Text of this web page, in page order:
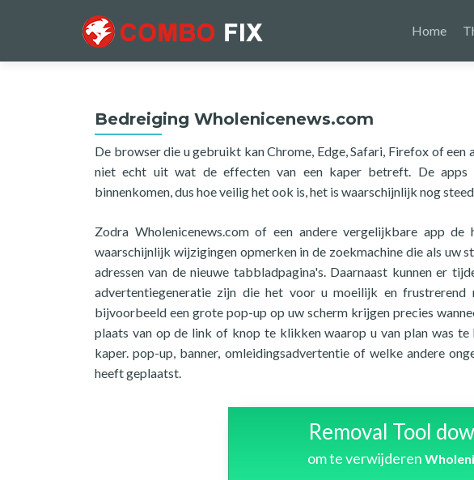
Home
Bedreiging Wholenicenews.com
De browser die u gebruikt kan Chrome, Edge, Safari, Firefox of
niet echt uit wat de effecten van een kaper betreft. De apps
binnenkomen, dus hoe veilig het ook is, het is waarschijnlijk nog
Zodra Wholenicenews.com of een andere vergelijkbare app
waarschijnlijk wijzigingen opmerken in de zoekmachine die als uw
adressen van de nieuwe tabbladpagina's. Daarnaast kunnen er
advertentiegeneratie zijn die het voor u moeilijk en
bijvoorbeeld een grote pop-up op uw scherm krijgen precies
plaats van op de link of knop te klikken waarop u van plan was
kaper. pop-up, banner, omleidingsadvertentie of welke andere
heeft geplaatst.
Removal Tool
om te verwijderen